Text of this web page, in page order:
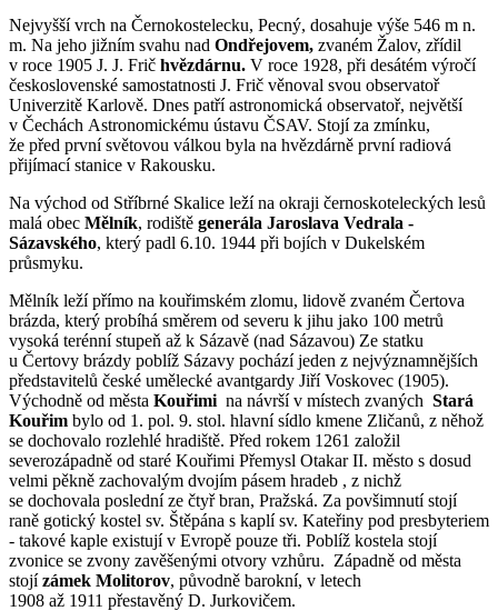
Nejvyšší vrch na Černokostelecku, Pecný, dosahuje výše 546 m n.
m. Na jeho jižním svahu nad Ondřejovem, zvaném Žalov, zřídil
v roce 1905 J. J. Frič hvězdárnu. V roce 1928, při desátém výročí
československé samostatnosti J. Frič věnoval svou observatoř
Univerzitě Karlově. Dnes patří astronomická observatoř, největší
v Čechách Astronomickému ústavu ČSAV. Stojí za zmínku,
že před první světovou válkou byla na hvězdárně první radiová
přijímací stanice v Rakousku.
Na východ od Stříbrné Skalice leží na okraji černoskoteleckých lesů
malá obec Mělník, rodiště generála Jaroslava Vedrala -
Sázavského, který padl 6.10. 1944 při bojích v Dukelském
průsmyku.
Mělník leží přímo na kouřimském zlomu, lidově zvaném Čertova
brázda, který probíhá směrem od severu k jihu jako 100 metrů
vysoká terénní stupeň až k Sázavě (nad Sázavou) Ze statku
u Čertovy brázdy poblíž Sázavy pochází jeden z nejvýznamnějších
představitelů české umělecké avantgardy Jiří Voskovec (1905).
Východně od města Kouřimi na návrší v místech zvaných Stará
Kouřim bylo od 1. pol. 9. stol. hlavní sídlo kmene Zličanů, z něhož
se dochovalo rozlehlé hradiště. Před rokem 1261 založil
severozápadně od staré Kouřimi Přemysl Otakar II. město s dosud
velmi pěkně zachovalým dvojím pásem hradeb , z nichž
se dochovala poslední ze čtyř bran, Pražská. Za povšimnutí stojí
raně gotický kostel sv. Štěpána s kaplí sv. Kateřiny pod presbyteriem
- takové kaple existují v Evropě pouze tři. Poblíž kostela stojí
zvonice se zvony zavěšenými otvory vzhůru. Západně od města
stojízámek Molitorov, původně barokní, v letech
1908 až 1911 přestavěný D. Jurkovičem.